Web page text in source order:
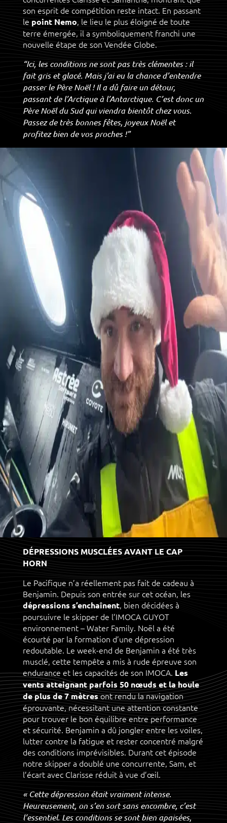
son esprit de compétition reste intact. En passant
le point Nemo, le lieu le plus éloigné de toute
terre émergée, il a symboliquement franchi une
nouvelle étape de son Vendée Globe.
“Ici, les conditions ne sont pas très clémentes : il
fait gris et glacé. Mais j’ai eu la chance d’entendre
passer le Père Noël ! Il a dû faire un détour,
passant de l’Arctique à l’Antarctique. C’est donc un
Père Noël du Sud qui viendra bientôt chez vous.
Passez de très bonnes fêtes, joyeux Noël et
profitez bien de vos proches !”
DÉPRESSIONS MUSCLÉES AVANT LE CAP
HORN
Le Pacifique n’a réellement pas fait de cadeau à
Benjamin. Depuis son entrée sur cet océan, les
dépressions s’enchaînent, bien décidées à
poursuivre le skipper de l’IMOCA GUYOT
environnement – Water Family. Noël a été
écourté par la formation d’une dépression
redoutable. Le week-end de Benjamin a été très
musclé, cette tempête a mis à rude épreuve son
endurance et les capacités de son IMOCA. Les
vents atteignant parfois 50 nœuds et la houle
de plus de 7 mètresont rendu la navigation
éprouvante, nécessitant une attention constante
pour trouver le bon équilibre entre performance
et sécurité. Benjamin a dû jongler entre les voiles,
lutter contre la fatigue et rester concentré malgré
des conditions imprévisibles. Durant cet épisode
notre skipper a doublé une concurrente, Sam, et
l’écart avec Clarisse réduit à vue d’œil.
« Cette dépression était vraiment intense.
Heureusement, on s’en sort sans encombre, c’est
l’essentiel. Les conditions se sont bien apaisées,